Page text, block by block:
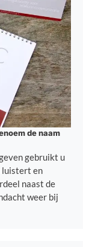
de naam
gebruikt u
luistert en
naast de
weer bij